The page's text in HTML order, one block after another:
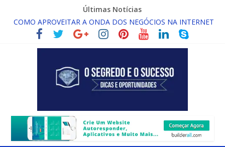
Últimas Notícias
COMO APROVEITAR A ONDA DOS NEGÓCIOS NA INTERNET
ORAÇÃO PELO SUCESSO!!
O QUE É RENDA ONLINE INFINITA?
O QUE É ASSINATURA DIGITAL COM VALIDADE JURÍDICA?